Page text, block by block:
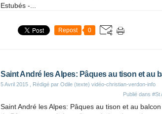
Estubés -...
Repost 0
Saint André les Alpes: Pâques au tison et au
5 Avril 2015 , Rédigé par Odile (texte) vidéo-christian-verdon-info
Publié dans #St
Saint André les Alpes: Pâques au tison et au